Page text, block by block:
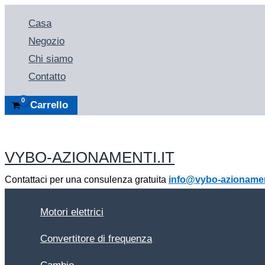
contenuto
Casa
Negozio
Chi siamo
Contatto
Carrello
VYBO-AZIONAMENTI.IT
Contattaci per una consulenza gratuita info@vybo-
Motori elettrici
Convertitore di frequenza